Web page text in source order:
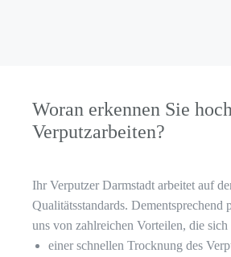
Woran erkennen Sie
Verputzarbeiten?
Ihr Verputzer Darmstadt arbeitet auf
Qualitätsstandards. Dementsprechend
uns von zahlreichen Vorteilen, die sich
einer schnellen Trocknung des